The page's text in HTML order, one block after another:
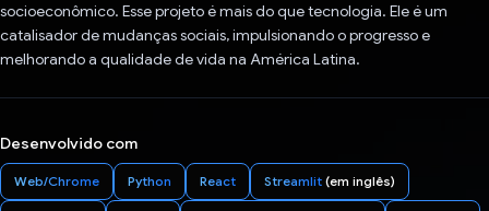
socioeconômico. Esse projeto é mais do que tecnologia. Ele é um
catalisador de mudanças sociais, impulsionando o progresso e
melhorando a qualidade de vida na América Latina.
Desenvolvido com
Web/Chrome Python React Streamlit (em inglês)